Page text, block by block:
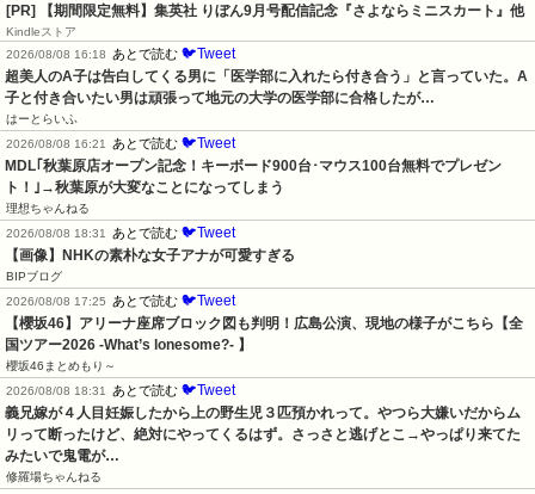
[PR] 【期間限定無料】集英社 りぼん9月号配信記念『さよならミニスカート』他
Kindleストア
2026/08/08 16:18
あとで読む 🐦Tweet
超美人のA子は告白してくる男に「医学部に入れたら付き合う」と言っていた。A
子と付き合いたい男は頑張って地元の大学の医学部に合格したが…
はーとらいふ
2026/08/08 16:21
あとで読む 🐦Tweet
MDL｢秋葉原店オープン記念！キーボード900台･マウス100台無料でプレゼン
ト！｣→秋葉原が大変なことになってしまう
理想ちゃんねる
2026/08/08 18:31
あとで読む 🐦Tweet
【画像】NHKの素朴な女子アナが可愛すぎる
BIPブログ
2026/08/08 17:25
あとで読む 🐦Tweet
【櫻坂46】アリーナ座席ブロック図も判明！広島公演、現地の様子がこちら【全
国ツアー2026 -What’s lonesome?- 】
櫻坂46まとめもり～
2026/08/08 18:31
あとで読む 🐦Tweet
義兄嫁が４人目妊娠したから上の野生児３匹預かれって。やつら大嫌いだからム
リって断ったけど、絶対にやってくるはず。さっさと逃げとこ→やっぱり来てた
みたいで鬼電が…
修羅場ちゃんねる